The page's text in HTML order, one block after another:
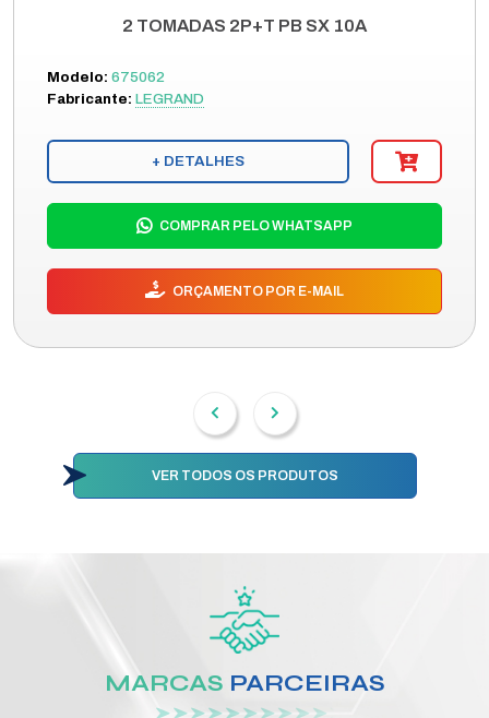
2 TOMADAS 2P+T PB SX 10A
Modelo: 675062
Fabricante: LEGRAND
+ DETALHES
COMPRAR PELO WHATSAPP
ORÇAMENTO POR E-MAIL
VER TODOS OS PRODUTOS
MARCAS PARCEIRAS